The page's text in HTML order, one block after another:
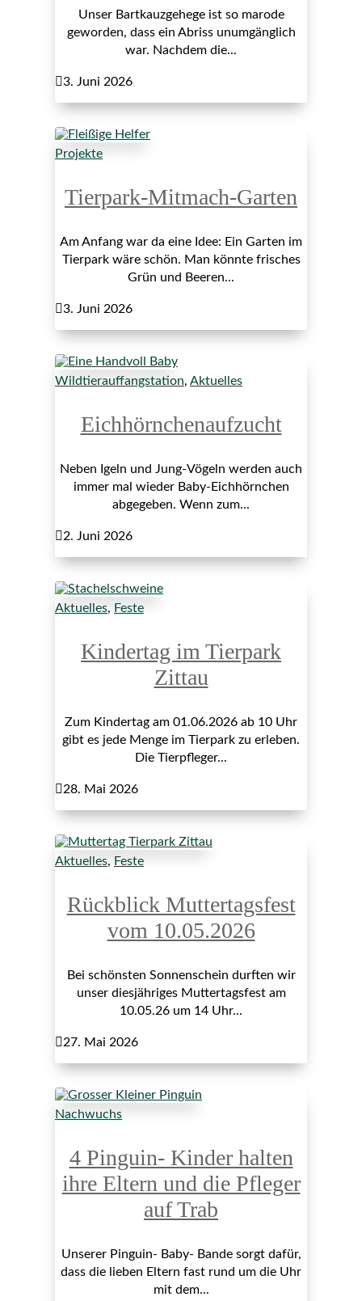
Unser Bartkauzgehege ist so marode
geworden, dass ein Abriss unumgänglich
war. Nachdem die...
3. Juni 2026
Projekte
Tierpark-Mitmach-Garten
Am Anfang war da eine Idee: Ein Garten im
Tierpark wäre schön. Man könnte frisches
Grün und Beeren...
3. Juni 2026
Wildtierauffangstation, Aktuelles
Eichhörnchenaufzucht
Neben Igeln und Jung-Vögeln werden auch
immer mal wieder Baby-Eichhörnchen
abgegeben. Wenn zum...
2. Juni 2026
Aktuelles, Feste
Kindertag im Tierpark
Zittau
Zum Kindertag am 01.06.2026 ab 10 Uhr
gibt es jede Menge im Tierpark zu erleben.
Die Tierpfleger...
28. Mai 2026
Aktuelles, Feste
Rückblick Muttertagsfest
vom 10.05.2026
Bei schönsten Sonnenschein durften wir
unser diesjähriges Muttertagsfest am
10.05.26 um 14 Uhr...
27. Mai 2026
Nachwuchs
4 Pinguin- Kinder halten
ihre Eltern und die Pfleger
auf Trab
Unserer Pinguin- Baby- Bande sorgt dafür,
dass die lieben Eltern fast rund um die Uhr
mit dem...